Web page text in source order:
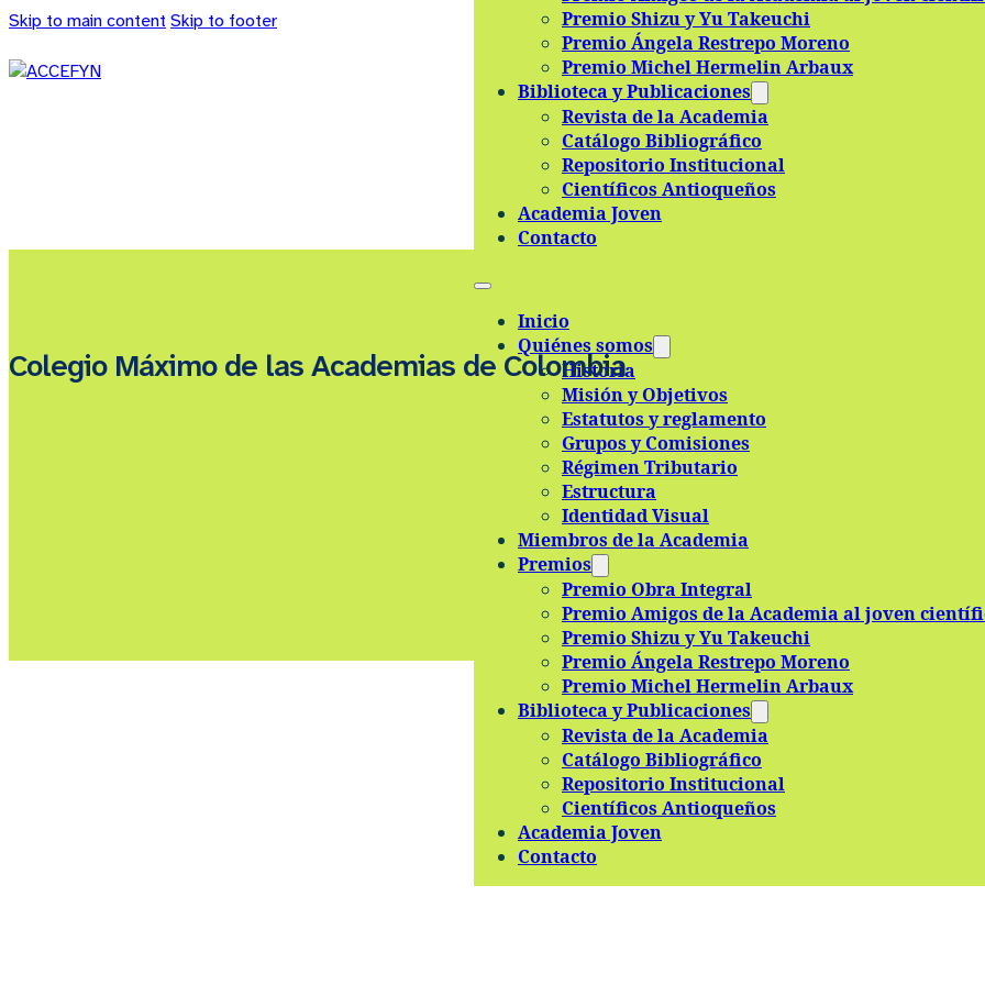
Skip to main content Skip to footer
Premio Shizu y Yu Takeuchi
Premio Ángela Restrepo Moreno
Premio Michel Hermelin Arbaux
Biblioteca y Publicaciones
Revista de la Academia
Catálogo Bibliográfico
Repositorio Institucional
Científicos Antioqueños
Academia Joven
Contacto
Inicio
Quiénes somos
Historia
Misión y Objetivos
Estatutos y reglamento
Grupos y Comisiones
Régimen Tributario
Estructura
Identidad Visual
Miembros de la Academia
Premios
Premio Obra Integral
Premio Amigos de la Academia al joven
Premio Shizu y Yu Takeuchi
Premio Ángela Restrepo Moreno
Premio Michel Hermelin Arbaux
Biblioteca y Publicaciones
Revista de la Academia
Catálogo Bibliográfico
Repositorio Institucional
Científicos Antioqueños
Academia Joven
Contacto
Colegio Máximo de las Academias de Colombia